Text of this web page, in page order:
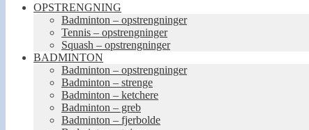
OPSTRENGNING
Badminton – opstrengninger
Tennis – opstrengninger
Squash – opstrengninger
BADMINTON
Badminton – opstrengninger
Badminton – strenge
Badminton – ketchere
Badminton – greb
Badminton – fjerbolde